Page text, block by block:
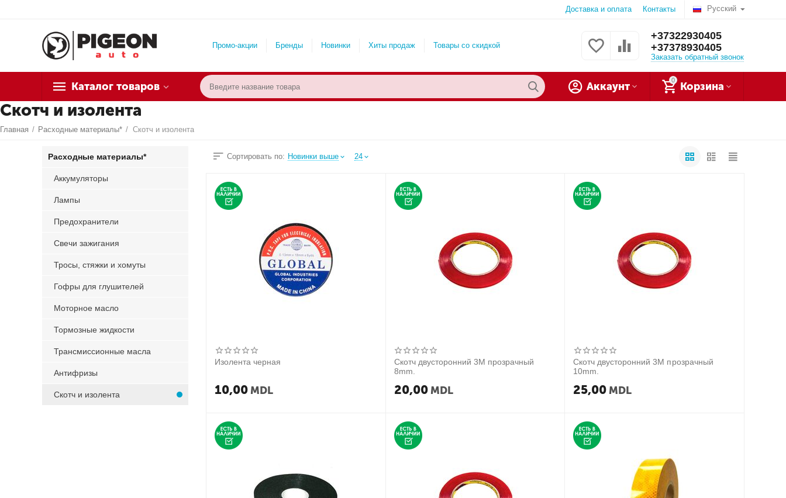
Русский
Доставка и оплата Контакты
Промо-акции Бренды Новинки Хиты продаж Товары со скидкой
+37322930405
+37378930405
Заказать обратный звонок
Каталог товаров
0
Корзина
Аккаунт
Скотч и изолента
Главная / Расходные материалы* / Скотч и изолента
Сортировать по: Новинки выше 24
Изолента черная
10,00 MDL
Скотч двусторонний 3М прозрачный
8mm.
20,00 MDL
Скотч двусторонний 3М прозрачный
10mm.
25,00 MDL
Расходные материалы*
Аккумуляторы
Лампы
Предохранители
Свечи зажигания
Тросы, стяжки и хомуты
Гофры для глушителей
Моторное масло
Тормозные жидкости
Трансмиссионные масла
Антифризы
Скотч и изолента